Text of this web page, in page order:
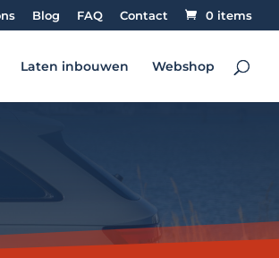
Blog FAQ Contact 0 items
Laten inbouwen Webshop